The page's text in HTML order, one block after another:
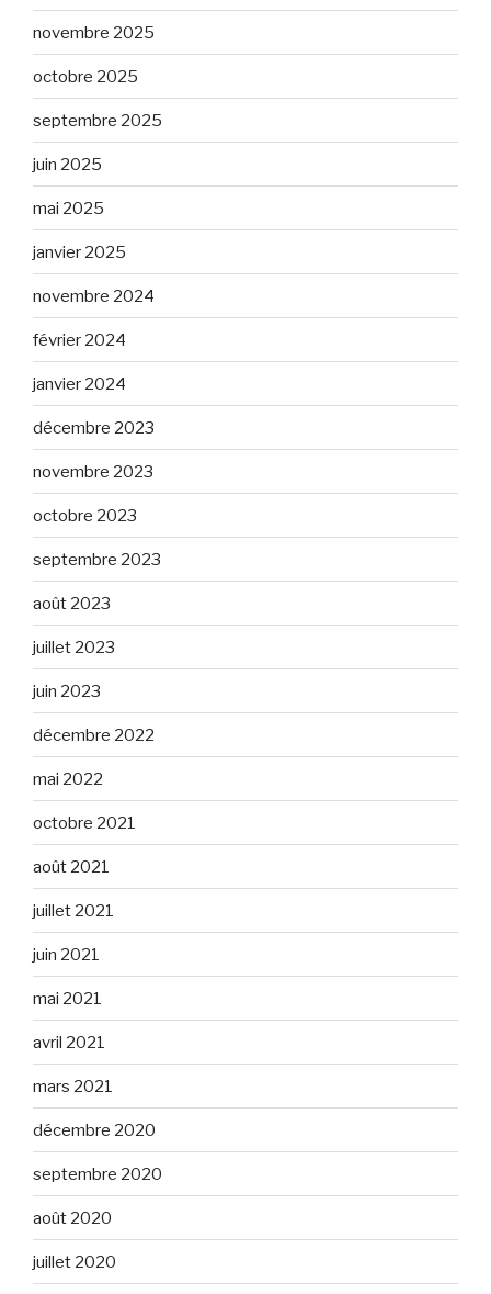
novembre 2025
octobre 2025
septembre 2025
juin 2025
mai 2025
janvier 2025
novembre 2024
février 2024
janvier 2024
décembre 2023
novembre 2023
octobre 2023
septembre 2023
août 2023
juillet 2023
juin 2023
décembre 2022
mai 2022
octobre 2021
août 2021
juillet 2021
juin 2021
mai 2021
avril 2021
mars 2021
décembre 2020
septembre 2020
août 2020
juillet 2020